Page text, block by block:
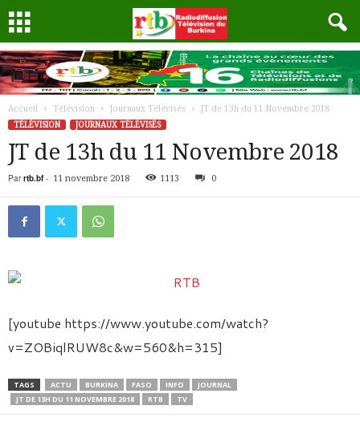
Accueil Télévision Journaux Télévisés
JT de 13h du 11 Novembre 2018
TÉLÉVISION
JOURNAUX TÉLÉVISÉS
JT de 13h du 11 Novembre 2018
Par rtb.bf- 11 novembre 2018 1113 0
[youtube https://www.youtube.com/watch?
v=ZOBiqlRUW8c&w=560&h=315]
TAGS ACTU BURKINA FASO INFO
JOURNAL
JT DE 13H DU 11 NOVEMBRE 2018
RTB TV